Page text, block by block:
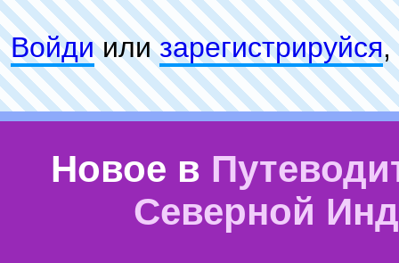
Войдиилизарeгиcтpируйся,
Новое в
Северной